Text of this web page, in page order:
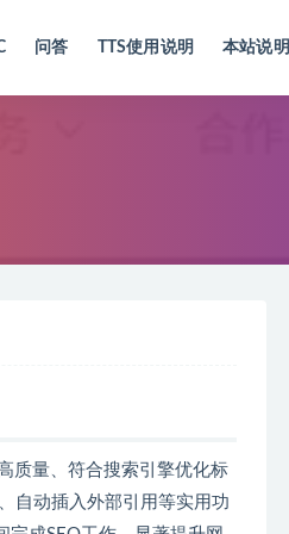
问答 TTS使用说明 本站说明
质量、符合搜索引擎优化标
自动插入外部引用等实用功